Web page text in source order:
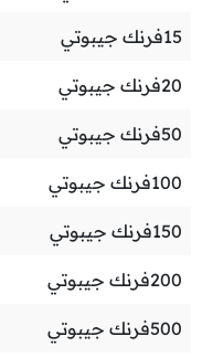
15فرنك جيبوتي
20فرنك جيبوتي
50فرنك جيبوتي
100فرنك جيبوتي
150فرنك جيبوتي
200فرنك جيبوتي
500فرنك جيبوتي